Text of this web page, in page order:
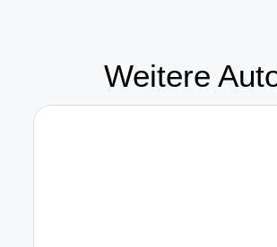
Weitere